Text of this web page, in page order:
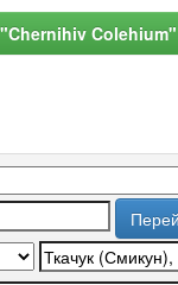
Colehium"